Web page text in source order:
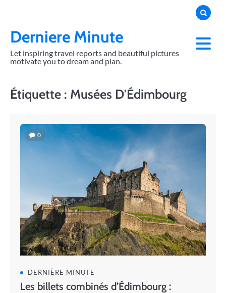
contentDerniere Minute
Let inspiring travel reports and beautiful pictures
motivate you to dream and plan.
Étiquette : Musées D'Édimbourg
0
DERNIÈRE MINUTE
Les billets combinés d’Édimbourg :